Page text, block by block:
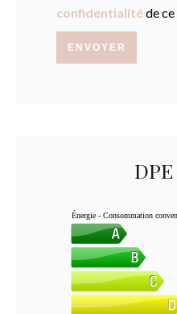
confidentialitéde
ENVOYER
Énergie - Consommation